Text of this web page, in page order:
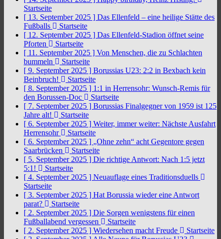
Startseite
[ 13. September 2025 ] Das Ellenfeld – eine heilige Stätte des
Fußballs
Startseite
[ 12. September 2025 ] Das Ellenfeld-Stadion öffnet seine
Pforten
Startseite
[ 11. September 2025 ] Von Menschen, die zu Schlachten
bummeln
Startseite
[ 9. September 2025 ] Borussias U23: 2:2 in Bexbach kein
Beinbruch!
Startseite
[ 8. September 2025 ] 1:1 in Herrensohr: Wunsch-Remis für
den Borussen-Doc
Startseite
[ 7. September 2025 ] Borussias Finalgegner von 1959 ist 125
Jahre alt!
Startseite
[ 6. September 2025 ] Weiter, immer weiter: Nächste Ausfahrt
Herrensohr
Startseite
[ 6. September 2025 ] „Ohne zehn“ acht Gegentore gegen
Saarbrücken
Startseite
[ 5. September 2025 ] Die richtige Antwort: Nach 1:5 jetzt
5:1!
Startseite
[ 4. September 2025 ] Neuauflage eines Traditionsduells
Startseite
[ 3. September 2025 ] Hat Borussia wieder eine Antwort
parat?
Startseite
[ 2. September 2025 ] Die Sorgen wenigstens für einen
Fußballabend vergessen
Startseite
[ 2. September 2025 ] Wiedersehen macht Freude
Startseite